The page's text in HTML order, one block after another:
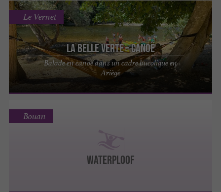
La Belle Verte - Canoë
Balade en canoë dans un cadre bucolique en
Ariège
Le Vernet
Waterploof
Bouan